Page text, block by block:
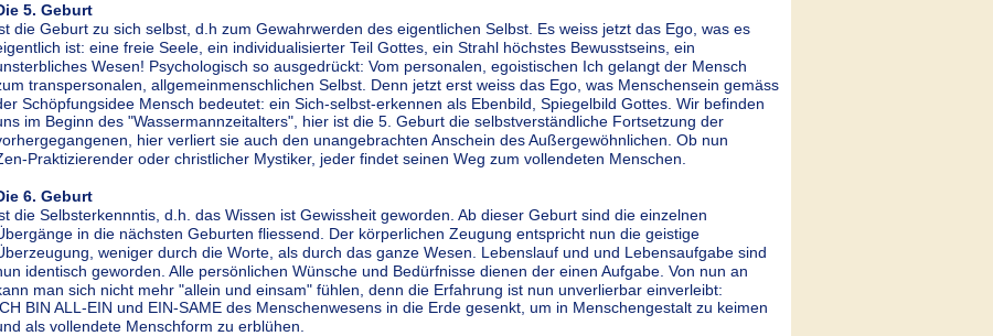
5. Geburt
die Geburt zu sich selbst, d.h zum Gewahrwerden des eigentlichen Selbst. Es weiss jetzt das Ego, was es
ist: eine freie Seele, ein individualisierter Teil Gottes, ein Strahl höchstes Bewusstseins, ein
Wesen! Psychologisch so ausgedrückt: Vom personalen, egoistischen Ich gelangt der Mensch
transpersonalen, allgemeinmenschlichen Selbst. Denn jetzt erst weiss das Ego, was Menschensein gemäss
Schöpfungsidee Mensch bedeutet: ein Sich-selbst-erkennen als Ebenbild, Spiegelbild Gottes. Wir befinden
im Beginn des "Wassermannzeitalters", hier ist die 5. Geburt die selbstverständliche Fortsetzung der
hier verliert sie auch den unangebrachten Anschein des Außergewöhnlichen. Ob nun
Praktizierender oder christlicher Mystiker, jeder findet seinen Weg zum vollendeten Menschen.
6. Geburt
die Selbsterkennntis, d.h. das Wissen ist Gewissheit geworden. Ab dieser Geburt sind die einzelnen
in die nächsten Geburten fliessend. Der körperlichen Zeugung entspricht nun die geistige
weniger durch die Worte, als durch das ganze Wesen. Lebenslauf und und Lebensaufgabe sind
identisch geworden. Alle persönlichen Wünsche und Bedürfnisse dienen der einen Aufgabe. Von nun an
man sich nicht mehr "allein und einsam" fühlen, denn die Erfahrung ist nun unverlierbar einverleibt:
BIN ALL-EIN und EIN-SAME des Menschenwesens in die Erde gesenkt, um in Menschengestalt zu keimen
als vollendete Menschform zu erblühen.